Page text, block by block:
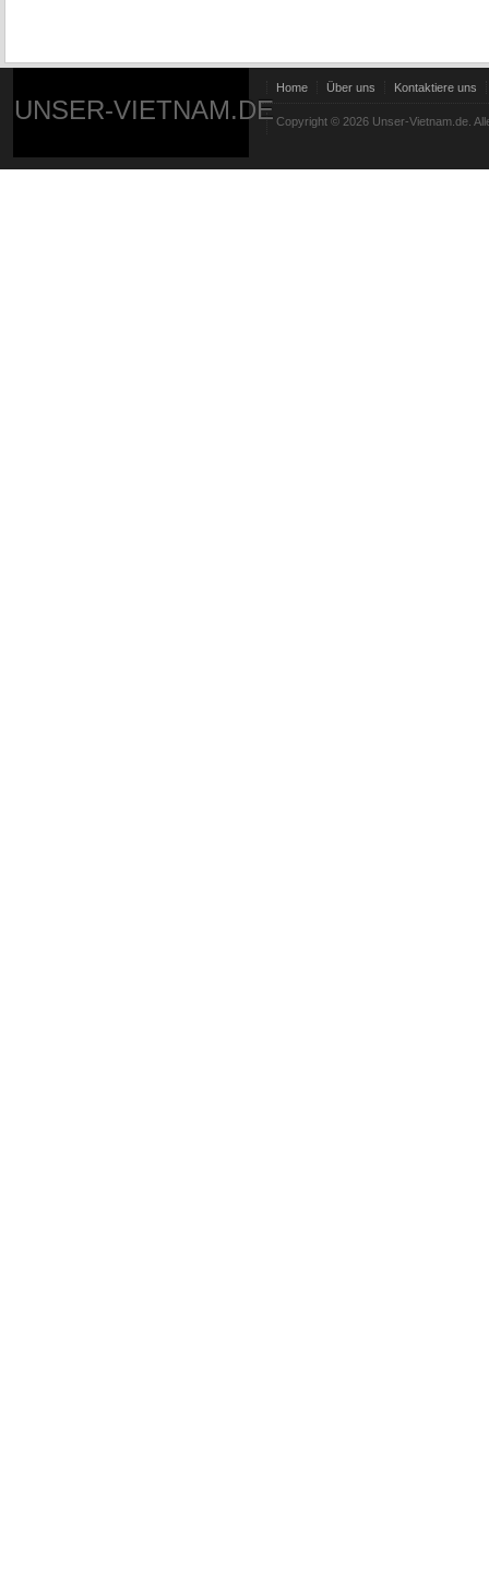
UNSER-VIETNAM.DE
Home Über uns Kontaktiere uns
Copyright © 2026 Unser-Vietnam.de.